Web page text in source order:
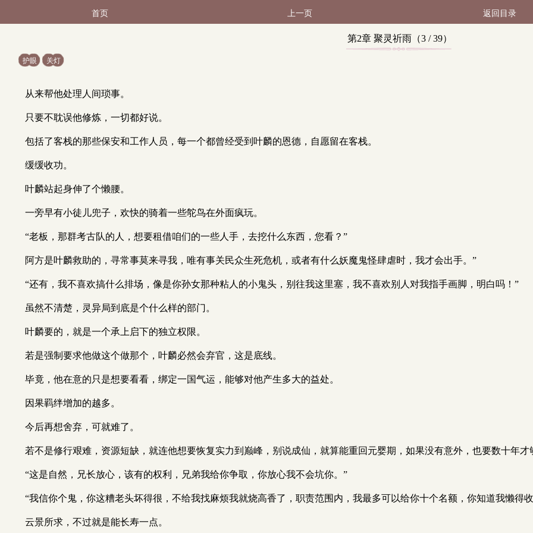
首页 上一页 返回目录
第2章 聚灵祈雨（3 / 39）
护眼 关灯
从来帮他处理人间琐事。
只要不耽误他修炼，一切都好说。
包括了客栈的那些保安和工作人员，每一个都曾经受到叶麟的恩德，自愿留在客栈。
缓缓收功。
叶麟站起身伸了个懒腰。
一旁早有小徒儿兜子，欢快的骑着一些鸵鸟在外面疯玩。
“老板，那群考古队的人，想要租借咱们的一些人手，去挖什么东西，您看？”
阿方是叶麟救助的，寻常事莫来寻我，唯有事关民众生死危机，或者有什么妖魔鬼怪肆虐时，我才会出手。”
“还有，我不喜欢搞什么排场，像是你孙女那种粘人的小鬼头，别往我这里塞，我不喜欢别人对我指手画脚，明白吗！”
虽然不清楚，灵异局到底是个什么样的部门。
叶麟要的，就是一个承上启下的独立权限。
若是强制要求他做这个做那个，叶麟必然会弃官，这是底线。
毕竟，他在意的只是想要看看，绑定一国气运，能够对他产生多大的益处。
因果羁绊增加的越多。
今后再想舍弃，可就难了。
若不是修行艰难，资源短缺，就连他想要恢复实力到巅峰，别说成仙，就算能重回元婴期，如果没有意外，也要数十年才
“这是自然，兄长放心，该有的权利，兄弟我给你争取，你放心我不会坑你。”
“我信你个鬼，你这糟老头坏得很，不给我找麻烦我就烧高香了，职责范围内，我最多可以给你十个名额，你知道我懒得
云景所求，不过就是能长寿一点。